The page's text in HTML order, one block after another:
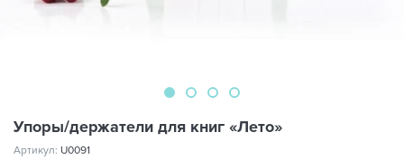
Упоры/держатели для книг «Лето»
Артикул: U0091